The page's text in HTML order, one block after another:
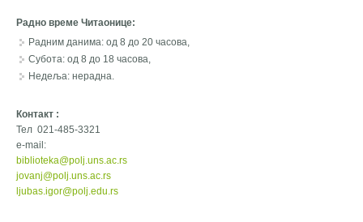
Радно време Читаонице:
Радним данима: од 8 до 20 часова,
Субота: од 8 до 18 часова,
Недеља: нерадна.
Контакт :
Тел 021-485-3321
e-mail:
biblioteka@polj.uns.ac.rs
jovanj@polj.uns.ac.rs
ljubas.igor@polj.edu.rs